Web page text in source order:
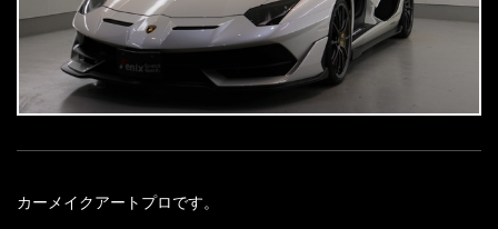
カーメイクアートプロです。